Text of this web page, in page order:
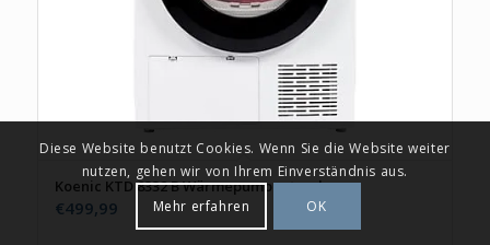
Koenic KTD 8332 B Wärmepumpentrockner
€499,99
Diese Website benutzt Cookies. Wenn Sie die Website weiter
nutzen, gehen wir von Ihrem Einverständnis aus.
Mehr erfahren
OK